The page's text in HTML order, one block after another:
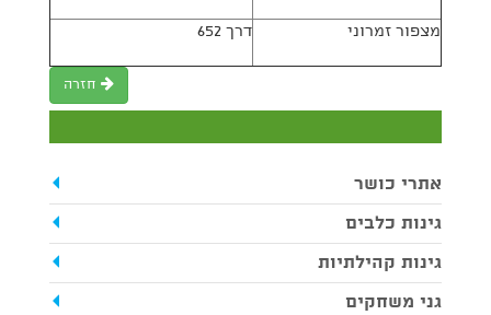
מצפור זמרוני דרך 652
חזרה
אתרי כושר
גינות כלבים
גינות קהילתיות
גני משחקים